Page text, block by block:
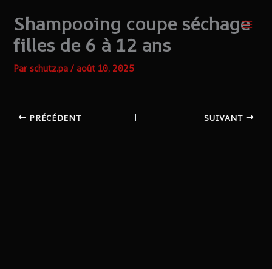
contenuShampooing coupe séchage
filles de 6 à 12 ans
Parschutz.pa/août 10, 2025
PRÉCÉDENT SUIVANT